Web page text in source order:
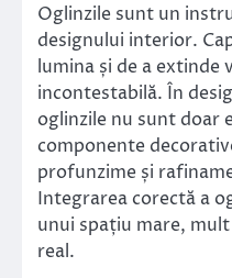
Oglinzile sunt un
designului interior.
lumina și de a extinde
incontestabilă. În
oglinzile nu sunt doar
componente
profunzime și
Integrarea corectă a
unui spațiu mare,
real.